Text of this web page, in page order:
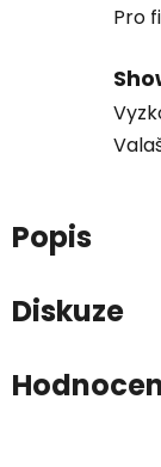
Pro
Popis
Diskuze